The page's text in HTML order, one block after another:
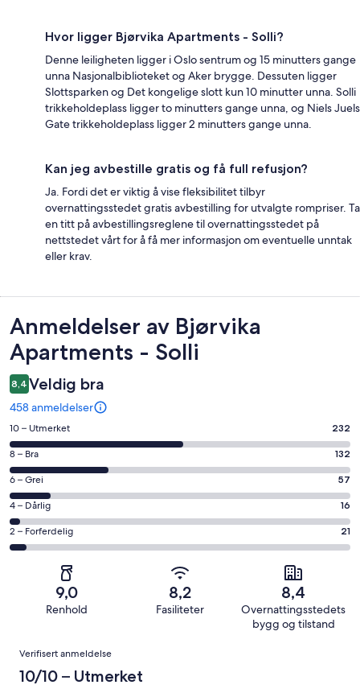
Hvor ligger Bjørvika Apartments - Solli?
Denne leiligheten ligger i Oslo sentrum og 15 minutters gange
unna Nasjonalbiblioteket og Aker brygge. Dessuten ligger
Slottsparken og Det kongelige slott kun 10 minutter unna. Solli
trikkeholdeplass ligger to minutters gange unna, og Niels Juels
Gate trikkeholdeplass ligger 2 minutters gange unna.
Kan jeg avbestille gratis og få full refusjon?
Ja. Fordi det er viktig å vise fleksibilitet tilbyr
overnattingsstedet gratis avbestilling for utvalgte rompriser. Ta
en titt på avbestillingsreglene til overnattingsstedet på
nettstedet vårt for å få mer informasjon om eventuelle unntak
eller krav.
Anmeldelser
Anmeldelser av Bjørvika
Apartments - Solli
8,4 Veldig bra
458 anmeldelser
Rangering
på
10
−
Utmerket.
232
av
totalt
anmeldelser.
10 – Utmerket 232
Rangering
på
8
−
Bra.
132
anmeldelser.
8 – Bra 132
Rangering
på
6
−
Grei.
6 – Grei 57
Rangering
på
4
anmeldelser.
4 – Dårlig 16
Rangering
på
Forferdelig.
totalt
458
anmeldelser.
2 – Forferdelig 21
9,0
Renhold
8,2
Fasiliteter
8,4
Overnattingsstedets
bygg og tilstand
Anmeldelser
Verifisert anmeldelse
10/10 – Utmerket